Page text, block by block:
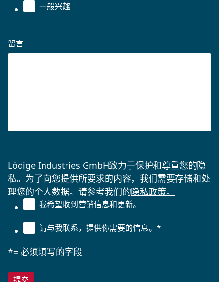
一般兴趣
留言
Lödige Industries GmbH致力于保护和尊重您的隐
私。为了向您提供所要求的内容，我们需要存储和处
理您的个人数据。请参考我们的隐私政策。
我希望收到营销信息和更新。
请与我联系，提供你需要的信息。 *
*= 必须填写的字段